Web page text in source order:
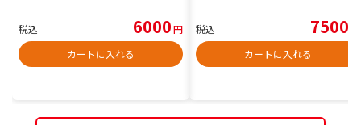
税込 6000円
カートに入れる
税込 7500
カートに入れる